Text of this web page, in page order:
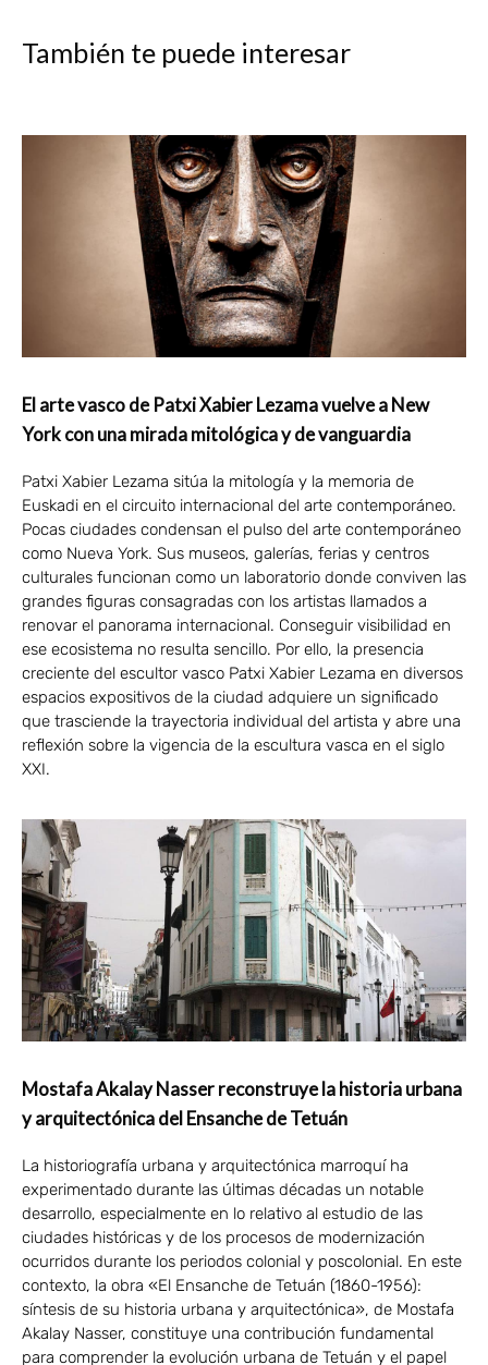
También te puede interesar
El arte vasco de Patxi Xabier Lezama vuelve a New
York con una mirada mitológica y de vanguardia
Patxi Xabier Lezama sitúa la mitología y la memoria de
Euskadi en el circuito internacional del arte contemporáneo.
Pocas ciudades condensan el pulso del arte contemporáneo
como Nueva York. Sus museos, galerías, ferias y centros
culturales funcionan como un laboratorio donde conviven las
grandes figuras consagradas con los artistas llamados a
renovar el panorama internacional. Conseguir visibilidad en
ese ecosistema no resulta sencillo. Por ello, la presencia
creciente del escultor vasco Patxi Xabier Lezama en diversos
espacios expositivos de la ciudad adquiere un significado
que trasciende la trayectoria individual del artista y abre una
reflexión sobre la vigencia de la escultura vasca en el siglo
XXI.
Mostafa Akalay Nasser reconstruye la historia urbana
y arquitectónica del Ensanche de Tetuán
La historiografía urbana y arquitectónica marroquí ha
experimentado durante las últimas décadas un notable
desarrollo, especialmente en lo relativo al estudio de las
ciudades históricas y de los procesos de modernización
ocurridos durante los periodos colonial y poscolonial. En este
contexto, la obra «El Ensanche de Tetuán (1860-1956):
síntesis de su historia urbana y arquitectónica», de Mostafa
Akalay Nasser, constituye una contribución fundamental
para comprender la evolución urbana de Tetuán y el papel